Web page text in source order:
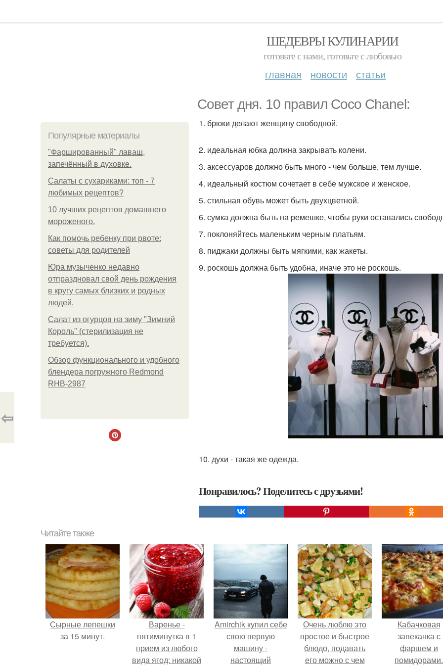
ШЕДЕВРЫ КУЛИНАРИИ
готовьте с нами, готовьте с любовью
главная новости статьи
Совет дня. 10 правил Coco Chanel:
Популярные материалы
"Фаршированный" лаваш,
запечённый в духовке.
Салаты с сухариками: топ - 7
любимых рецептов?
10 лучших рецептов домашнего
мороженого.
Как помочь ребенку при рвоте:
советы для родителей
Юра музыченко недавно
отпраздновал свой день рождения
в кругу самых близких и родных
людей.
Салат из огурцов на зиму "Зимний
Король" (стерилизация не
требуется).
Обзор функционального и удобного
блендера погружного Redmond
RHB-2987
1. брюки делают женщину свободной.
2. идеальная юбка должна закрывать колени.
3. аксессуаров должно быть много - чем больше, тем лучше.
4. идеальный костюм сочетает в себе мужское и женское.
5. стильная обувь может быть двухцветной.
6. сумка должна быть на ремешке, чтобы руки оставались
7. поклоняйтесь маленьким черным платьям.
8. пиджаки должны быть мягкими, как жакеты.
9. роскошь должна быть удобна, иначе это не роскошь.
10. духи - такая же одежда.
Понравилось? Поделитесь с друзьями!
⇦
Читайте также
Сырные лепешки
за 15 минут.
Варенье -
пятиминутка в 1
прием из любого
вида ягод: никакой
Amirchik купил себе
свою первую
машину -
настоящий
Очень люблю это
простое и быстрое
блюдо, подавать
его можно с чем
Кабачковая
запеканка с
фаршем и
помидорами.